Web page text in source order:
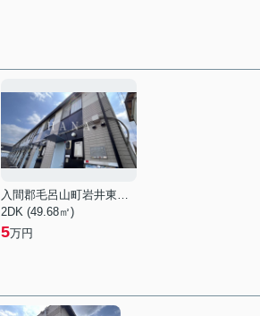
入間郡毛呂山町岩井東２丁目
2DK (49.68㎡)
5万円